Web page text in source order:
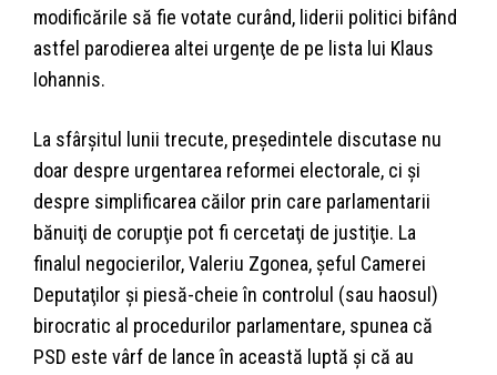
modificările să fie votate curând, liderii politici bifând
astfel parodierea altei urgenţe de pe lista lui Klaus
Iohannis.
La sfârşitul lunii trecute, preşedintele discutase nu
doar despre urgentarea reformei electorale, ci şi
despre simplificarea căilor prin care parlamentarii
bănuiţi de corupţie pot fi cercetaţi de justiţie. La
finalul negocierilor, Valeriu Zgonea, şeful Camerei
Deputaţilor şi piesă-cheie în controlul (sau haosul)
birocratic al procedurilor parlamentare, spunea că
PSD este vârf de lance în această luptă şi că au